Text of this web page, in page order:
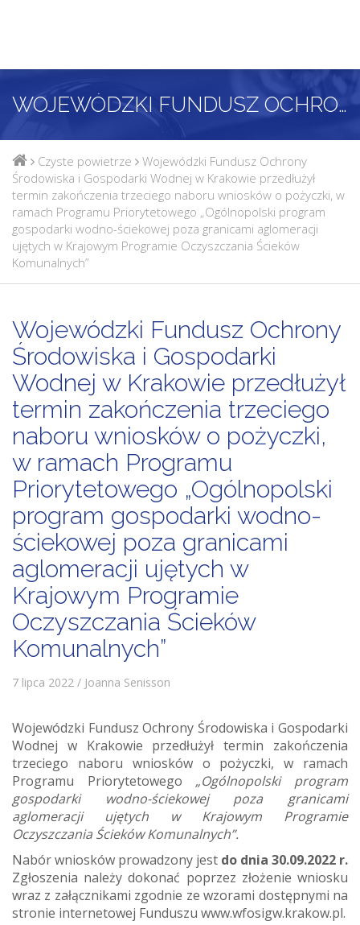
WOJEWÓDZKI FUNDUSZ OCHRONY ŚRODOWISKA I GOSPODARKI WODNEJ W KRAKOWIE PRZEDŁUŻYŁ TERMIN ZAKOŃCZENIA TRZECIEGO NABORU WNIOSKÓW O POŻYCZKI, W RAMACH PROGRAMU PRIORYTETOWEGO „OGÓLNOPOLSKI PROGRAM GOSPODARKI WODNO-ŚCIEKOWEJ POZA GRANICAMI AGLOMERACJI UJĘTYCH W KRAJOWYM PROGRAMIE OCZYSZCZANIA ŚCIEKÓW KOMUNALNYCH”
Czyste powietrze
Wojewódzki Fundusz Ochrony
Środowiska i Gospodarki Wodnej w Krakowie przedłużył
termin zakończenia trzeciego naboru wniosków o pożyczki, w
ramach Programu Priorytetowego „Ogólnopolski program
gospodarki wodno-ściekowej poza granicami aglomeracji
ujętych w Krajowym Programie Oczyszczania Ścieków
Komunalnych”
Wojewódzki Fundusz Ochrony
Środowiska i Gospodarki
Wodnej w Krakowie przedłużył
termin zakończenia trzeciego
naboru wniosków o pożyczki,
w ramach Programu
Priorytetowego „Ogólnopolski
program gospodarki wodno-
ściekowej poza granicami
aglomeracji ujętych w
Krajowym Programie
Oczyszczania Ścieków
Komunalnych”
7 lipca 2022 / Joanna Senisson
Wojewódzki Fundusz Ochrony Środowiska i Gospodarki
Wodnej w Krakowie przedłużył termin zakończenia
trzeciego naboru wniosków o pożyczki, w ramach
Programu Priorytetowego „Ogólnopolski program
gospodarki wodno-ściekowej poza granicami
aglomeracji ujętych w Krajowym Programie
Oczyszczania Ścieków Komunalnych”.
Nabór wniosków prowadzony jest do dnia 30.09.2022 r.
Zgłoszenia należy dokonać poprzez złożenie wniosku
wraz z załącznikami zgodnie ze wzorami dostępnymi na
stronie internetowej Funduszu www.wfosigw.krakow.pl.